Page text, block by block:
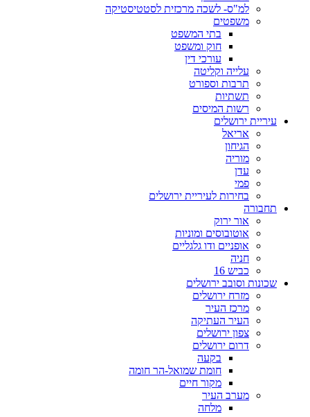
למ"ס- לשכה מרכזית לסטטיסטיקה
משפטים
בתי המשפט
חוק ומשפט
עורכי דין
עלייה וקליטה
תרבות וספורט
תשתיות
רשות המיסים
עיריית ירושלים
אריאל
הגיחון
מוריה
עדן
פמי
בחירות לעיריית ירושלים
תחבורה
אור ירוק
אוטובוסים ומוניות
אופניים ודו גלגליים
חניה
כביש 16
שכונות וסובב ירושלים
מזרח ירושלים
מרכז העיר
העיר העתיקה
צפון ירושלים
דרום ירושלים
בקעה
חומת שמואל-הר חומה
מקור חיים
מערב העיר
מלחה